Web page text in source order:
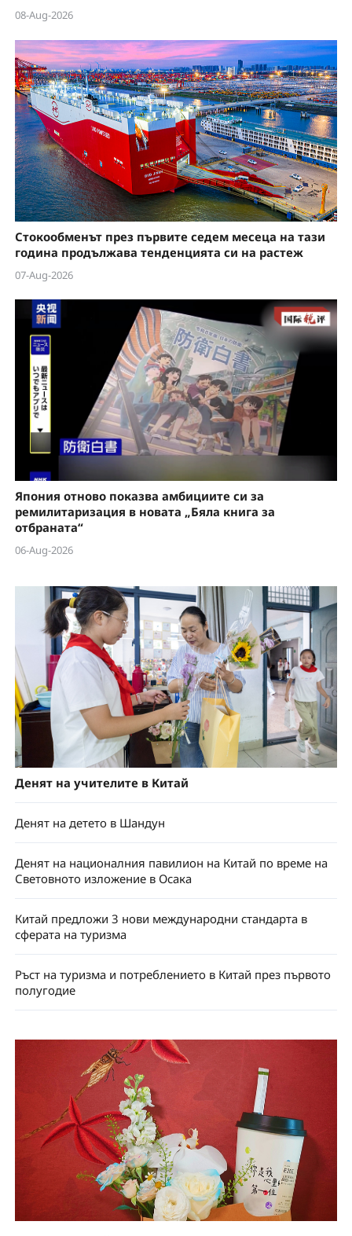
08-Aug-2026
Стокообменът през първите седем месеца на тази
година продължава тенденцията си на растеж
07-Aug-2026
Япония отново показва амбициите си за
ремилитаризация в новата „Бяла книга за
отбраната“
06-Aug-2026
Денят на учителите в Китай
Денят на детето в Шандун
Денят на националния павилион на Китай по време на
Световното изложение в Осака
Китай предложи 3 нови международни стандарта в
сферата на туризма
Ръст на туризма и потреблението в Китай през първото
полугодие